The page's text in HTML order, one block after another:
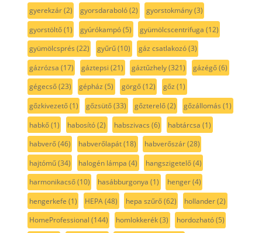
gyerekzár(2) gyorsdaraboló(2) gyorstokmány(3)
gyorstöltő(1) gyúrókampó(5) gyümölcscentrifuga (12)
gyümölcsprés (22) gyűrű(10) gáz csatlakozó(3)
gázrózsa (17) gáztepsi (21) gáztűzhely(321) gázégő(6)
gégecső(23) gépház (5) görgő(12) gőz (1)
gőzkivezető(1) gőzsütő(33) gőzterelő(2) gőzállomás (1)
habkő(1) habosító(2) habszivacs (6) habtárcsa (1)
habverő(46) habverőlapát(18) habverőszár(28)
hajtómű(34) halogén lámpa (4) hangszigetelő(4)
harmonikacső(10) hasábburgonya (1) henger(4)
hengerkefe (1) HEPA(48) hepa szűrő(62) hollander(2)
HomeProfessional (144) homlokkerék(3) hordozható(5)